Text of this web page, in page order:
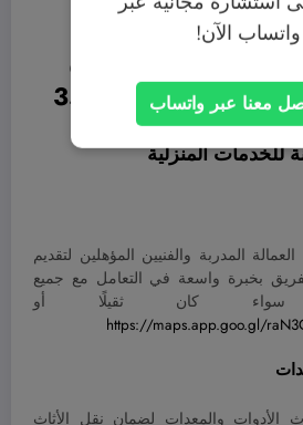
واتساب الآن!
معنا عبر واتساب
ETAB7878، 7878 شــارع الأنـدلــس
للخدمات المنزلية
المدربة والفنيين المؤهلين لتقديم
بخبرة واسعة في التعامل مع جميع
سواء كان ثقيلًا أو
https://maps.app.goo.gl/
الأدوات والمعدات لضمان نقل الأثاث